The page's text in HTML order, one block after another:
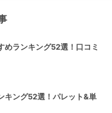
めランキング52選！口コミ
キング52選！パレット&単